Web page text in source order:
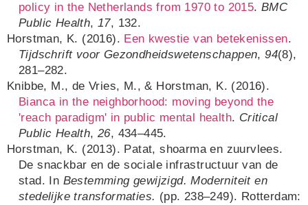
policy in the Netherlands from 1970 to 2015.BMC
Public Health,17, 132.
Horstman, K. (2016). Een kwestie van betekenissen.
Tijdschrift voor Gezondheidswetenschappen,94(8),
281–282.
Knibbe, M., de Vries, M., & Horstman, K. (2016).
Bianca in the neighborhood: moving beyond the
'reach paradigm' in public mental health. Critical
Public Health,26, 434–445.
Horstman, K. (2013). Patat, shoarma en zuurvlees.
De snackbar en de sociale infrastructuur van de
stad. In Bestemming gewijzigd. Moderniteit en
stedelijke transformaties. (pp. 238–249). Rotterdam: